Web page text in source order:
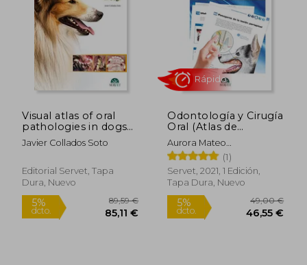
Visual atlas of oral
pathologies in dogs
(en Inglés)
Javier Collados Soto
Editorial Servet, Tapa
Dura, Nuevo
Odontología y Cirugía
Oral (Atlas de
Información al
Propietario)
Aurora Mateo
Rom&Aacute;N
(1)
Servet, 2021, 1 Edición,
Tapa Dura, Nuevo
Rápido